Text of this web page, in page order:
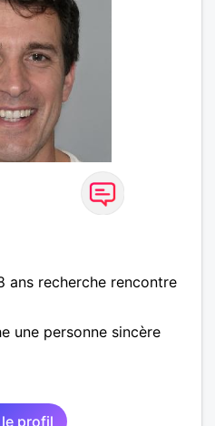
ans recherche rencontre
une personne sincère
profil